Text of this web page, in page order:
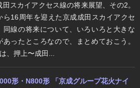
田スカイアクセス線の将来展望、その2。
ら16周年を迎えた京成成田スカイアクセ
同線の将来について、いろいろと大きな
あったところなので、まとめておこう。
、押上〜成田...
形・N800形 「京成グループ花火ナイ